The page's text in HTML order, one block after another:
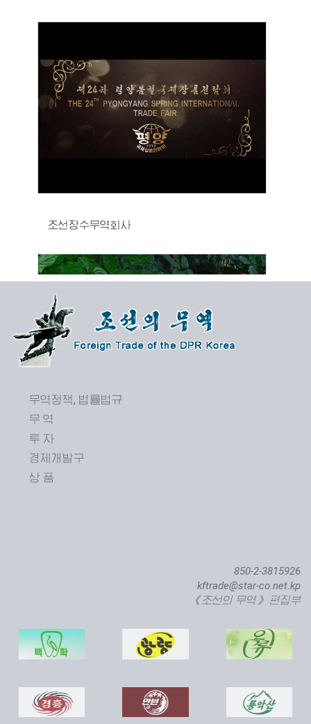
조선장수무역회사
제24차 평양봄철국제상품전람회 개막
직하대서양련어종어장 준공식 진행
무역정책, 법률법규
무 역
투 자
경제개발구
상 품
850-2-3815926
kftrade@star-co.net.kp
《조선의 무역》 편집부